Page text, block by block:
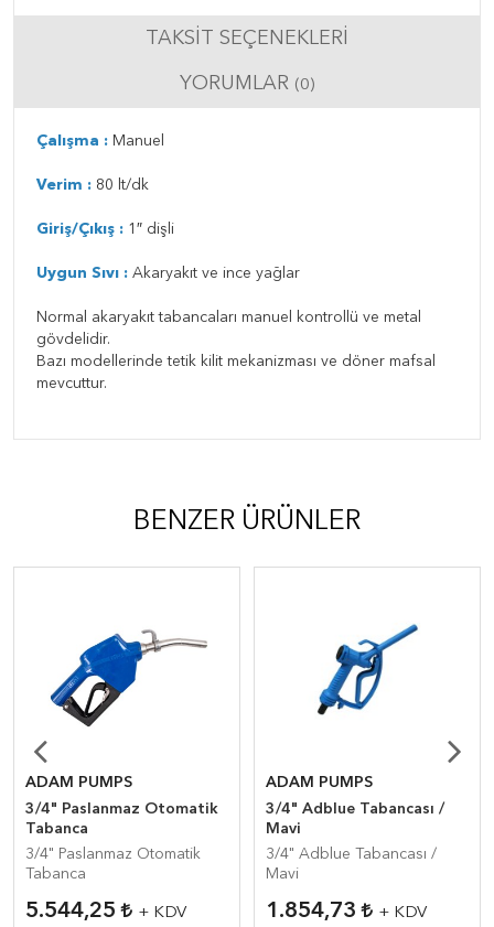
TAKSIT SEÇENEKLERI
YORUMLAR (0)
Çalışma : Manuel
Verim : 80 lt/dk
Giriş/Çıkış : 1″ dişli
Uygun Sıvı : Akaryakıt ve ince yağlar
Normal akaryakıt tabancaları manuel kontrollü ve metal
gövdelidir.
Bazı modellerinde tetik kilit mekanizması ve döner mafsal
mevcuttur.
BENZER ÜRÜNLER
ADAM PUMPS
3/4" Paslanmaz Otomatik
Tabanca
3/4" Paslanmaz Otomatik
Tabanca
5.544,25 + KDV
ADAM PUMPS
3/4" Adblue Tabancası /
Mavi
3/4" Adblue Tabancası /
Mavi
1.854,73 + KDV